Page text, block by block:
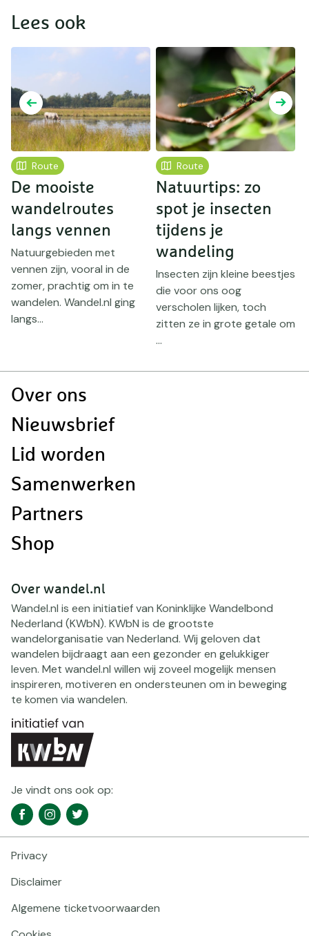
Lees ook
Route
De mooiste
wandelroutes
langs vennen
Natuurgebieden met
vennen zijn, vooral in de
zomer, prachtig om in te
wandelen. Wandel.nl ging
langs...
Route
Natuurtips: zo
spot je insecten
tijdens je
wandeling
Insecten zijn kleine beestjes
die voor ons oog
verscholen lijken, toch
zitten ze in grote getale om
...
Doormat
Over ons
Nieuwsbrief
Lid worden
Samenwerken
Partners
Shop
Over wandel.nl
Wandel.nl is een initiatief van Koninklijke Wandelbond
Nederland (KWbN). KWbN is de grootste
wandelorganisatie van Nederland. Wij geloven dat
wandelen bijdraagt aan een gezonder en gelukkiger
leven. Met wandel.nl willen wij zoveel mogelijk mensen
inspireren, motiveren en ondersteunen om in beweging
te komen via wandelen.
Je vindt ons ook op:
Social
media
FacebookInstagramTwitter
Footer
navigatie
Privacy
Disclaimer
Algemene ticketvoorwaarden